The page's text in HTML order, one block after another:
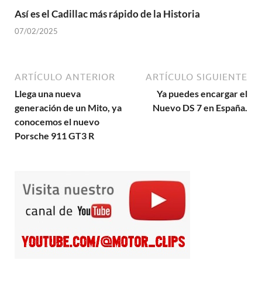
Así es el Cadillac más rápido de la Historia
07/02/2025
ARTÍCULO ANTERIOR
Llega una nueva
generación de un Mito, ya
conocemos el nuevo
Porsche 911 GT3 R
ARTÍCULO SIGUIENTE
Ya puedes encargar el
Nuevo DS 7 en España.